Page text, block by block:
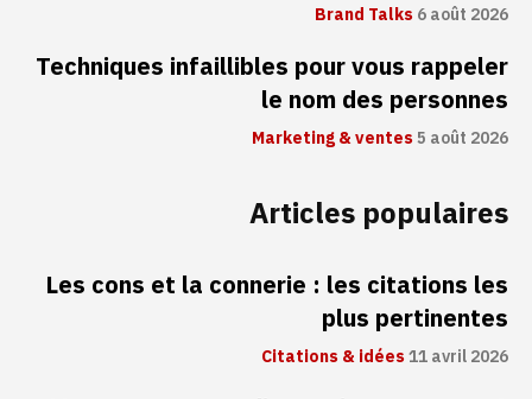
Brand Talks6 août 2026
Techniques infaillibles pour vous rappeler
le nom des personnes
Marketing & ventes5 août 2026
Articles populaires
Les cons et la connerie : les citations les
plus pertinentes
Citations & idées11 avril 2026